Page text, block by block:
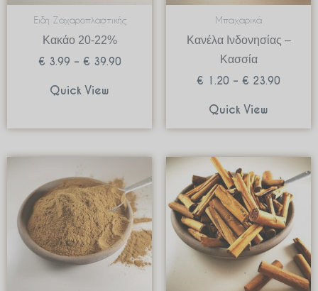
Ειδη Ζαχαροπλαστικής
Κακάο 20-22%
€ 3.99 – € 39.90
Quick View
Μπαχαρικά
Κανέλα Ινδονησίας –
Κασσία
€ 1.20 – € 23.90
Quick View
range:
€ 0.95
through
€ 18.90
range:
€ 2.45
through
€ 48.90